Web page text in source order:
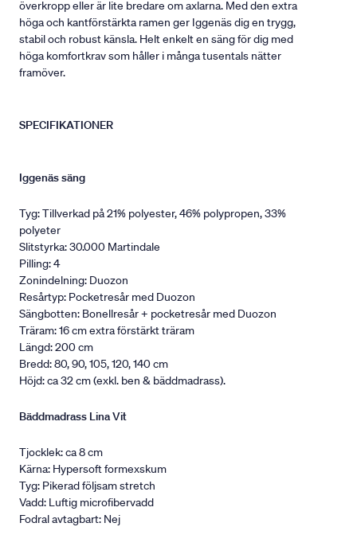
överkropp eller är lite bredare om axlarna. Med den extra
höga och kantförstärkta ramen ger Iggenäs dig en trygg,
stabil och robust känsla. Helt enkelt en säng för dig med
höga komfortkrav som håller i många tusentals nätter
framöver.
SPECIFIKATIONER
Iggenäs säng
Tyg: Tillverkad på 21% polyester, 46% polypropen, 33%
polyeter
Slitstyrka: 30.000 Martindale
Pilling: 4
Zonindelning: Duozon
Resårtyp: Pocketresår med Duozon
Sängbotten: Bonellresår + pocketresår med Duozon
Träram: 16 cm extra förstärkt träram
Längd: 200 cm
Bredd: 80, 90, 105, 120, 140 cm
Höjd: ca 32 cm (exkl. ben & bäddmadrass).
Bäddmadrass Lina Vit
Tjocklek: ca 8 cm
Kärna: Hypersoft formexskum
Tyg: Pikerad följsam stretch
Vadd: Luftig microfibervadd
Fodral avtagbart: Nej